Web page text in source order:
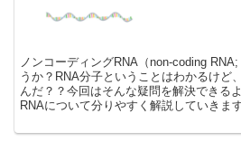
ノンコーディングRNA（non-coding
うか？RNA分子ということはわかるけど
んだ？？今回はそんな疑問を解決できる
RNAについて分りやすく解説していきま